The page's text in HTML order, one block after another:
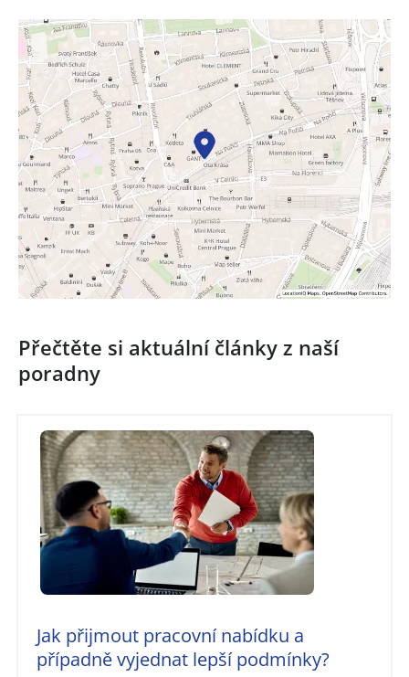
Přečtěte si aktuální články z naší
poradny
Jak přijmout pracovní nabídku a
případně vyjednat lepší podmínky?